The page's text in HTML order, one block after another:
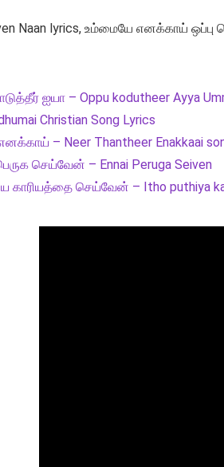
Naan lyrics, உம்மையே எனக்காய் ஒப்பு
ஐயா – Oppu kodutheer Ayya
Christian Song Lyrics
– Neer Thantheer Enakkaai
செய்வேன் – Ennai Peruga Seiven
காரியத்தை செய்வேன் – Itho puthiya